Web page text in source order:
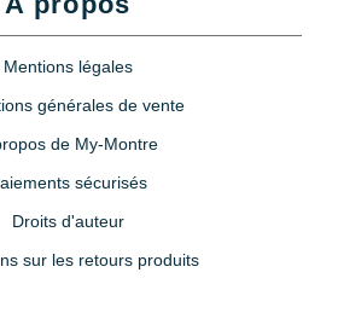
Mentions légales
générales de vente
de My-Montre
sécurisés
Droits d'auteur
sur les retours produits